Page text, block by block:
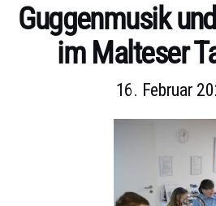
Kategorien
Guggenmusik
im Malteser
16. Februar